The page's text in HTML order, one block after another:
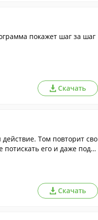
покажет шаг за шаг
Скачать
Том повторит сво
его и даже поде
Скачать